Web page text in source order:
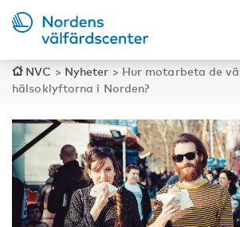
NVC > Nyheter > Hur motarbeta de
hälsoklyftorna i Norden?